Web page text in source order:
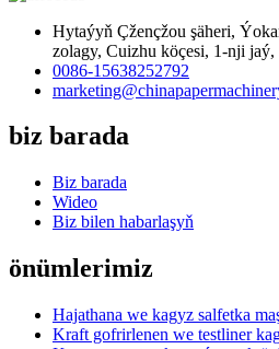
Hytaýyň Çžençžou şäheri,
zolagy, Cuizhu köçesi, 1-nji
0086-15638252792
biz barada
Biz barada
Wideo
Biz bilen habarlaşyň
önümlerimiz
Hajathana we kagyz salfetka
Kraft gofrirlenen we testliner